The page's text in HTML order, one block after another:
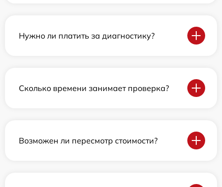
Нужно ли платить за диагностику?
Сколько времени занимает проверка?
Возможен ли пересмотр стоимости?